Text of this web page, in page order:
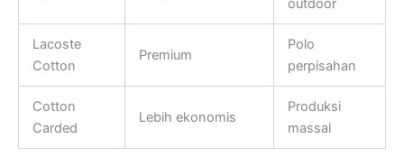
outdoor
Lacoste
Cotton
Premium
Polo
perpisahan
Cotton
Carded
Lebih ekonomis
Produksi
massal